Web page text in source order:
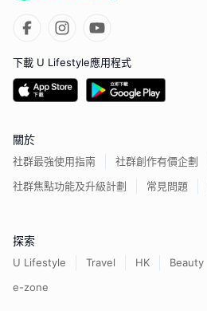
下載 U Lifestyle應用程式
關於
社群最強使用指南
社群創作有價企劃
社群焦點功能及升級計劃
常見問題
探索
U Lifestyle Travel HK Beauty
e-zone